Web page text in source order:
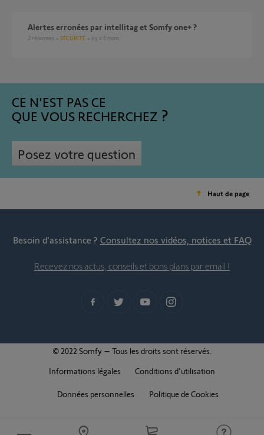
alertes erronées par intellitag et Somfy one+ ?
2 réponses SÉCURITÉ il y a 5 mois
CE N'EST PAS CE
QUE VOUS RECHERCHEZ
Posez votre question
Haut de page
Besoin d’assistance ? Consultez nos vidéos, notices et FAQ
Recevez nos actus, conseils et bons plans par email !
© 2022 Somfy – Tous les droits sont réservés.
Informations légales
Conditions d'utilisation
Données personnelles Politique de Cookies